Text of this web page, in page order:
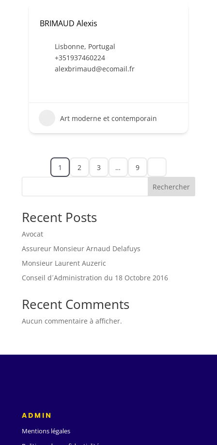
BRIMAUD Alexis
Lisbonne, Portugal
+351937460224
alexbrimaud@ecomail.fr
Art moderne et contemporain
1 2 3 … 9
Rechercher
Recent Posts
Avocat
Assureur Monsieur Arnaud Delafuys
Monsieur Laurent Auzeric
Conseil d´Administration du 18 Octobre 2016
Recent Comments
Aucun commentaire à afficher.
ADMIN
Mentions légales